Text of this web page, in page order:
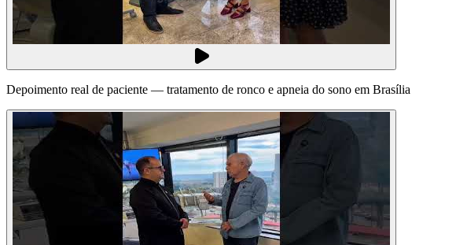
Depoimento real de paciente — tratamento de ronco e apneia do sono em Brasília